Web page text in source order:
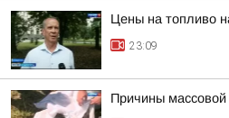
Цены на топливо
23:09
Причины